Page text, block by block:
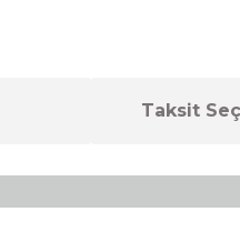
Taksit